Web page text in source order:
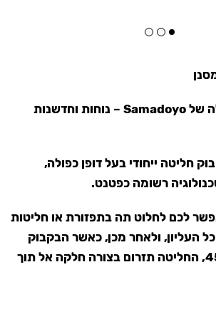
מסנן תה דופן כפולה של Samadoyo – נוחות וחדשנות
חליטה ייחודי בעל דופן כפולה,
רשומה כפטנט.
לכם לחלוט תה בתפזורת או חליטות
העליון, ולאחר מכן, כאשר הבקבוק
מוטה בזווית של 45°, החליטה תזרום בצורה חלקה אל תוך